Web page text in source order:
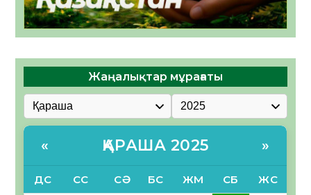
Жаңалықтар мұрағаты
« ҚАРАША 2025 »
ДС СС СӘ БС ЖМ СБ ЖС